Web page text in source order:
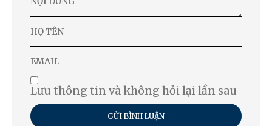
Lưu thông tin và không hỏi lại lần sau
GỬI BÌNH LUẬN